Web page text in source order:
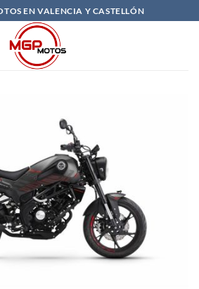
EN VALENCIA Y CASTELLÓN